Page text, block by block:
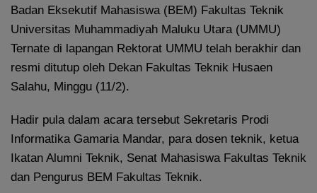
Badan Eksekutif Mahasiswa (BEM) Fakultas Teknik
Universitas Muhammadiyah Maluku Utara (UMMU)
Ternate di lapangan Rektorat UMMU telah berakhir dan
resmi ditutup oleh Dekan Fakultas Teknik Husaen
Salahu, Minggu (11/2).
Hadir pula dalam acara tersebut Sekretaris Prodi
Informatika Gamaria Mandar, para dosen teknik, ketua
Ikatan Alumni Teknik, Senat Mahasiswa Fakultas Teknik
dan Pengurus BEM Fakultas Teknik.